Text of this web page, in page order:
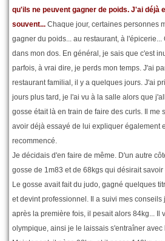
qu'ils ne peuvent gagner de poids. J'ai déjà
souvent... Chaque jour, certaines personnes
gagner du poids... au restaurant, à
dans mon dos. En général, je sais que c'est
parfois, à vrai dire, je perds mon temps. J'ai
restaurant familial, il y a quelques jours. J'ai
jours plus tard, je l'ai vu à la salle alors que
gosse était là en train de faire des curls. Il me
avoir déjà essayé de lui expliquer également
recommencé.
Je décidais d'en faire de même. D'un autre
gosse de 1m83 et de 68kgs qui désirait savoir
Le gosse avait fait du judo, gagné quelques
et devint professionnel. Il a suivi mes
après la première fois, il pesait alors 84kg... Il
olympique, ainsi je le laissais s'entraîner avec